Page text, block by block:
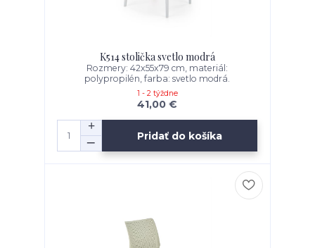
K514 stolička svetlo modrá
Rozmery: 42x55x79 cm, materiál:
polypropilén, farba: svetlo modrá.
41,00 €
1 - 2 týždne
Pridať do košíka